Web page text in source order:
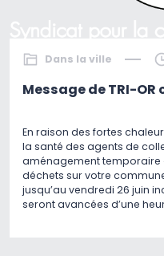
Dans la ville
Message de TRI-
En raison des fortes
la santé des agents de
aménagement temporaire
déchets sur votre
jusqu’au vendredi 26 juin
seront avancées d’une